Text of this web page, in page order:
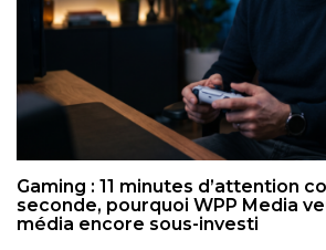
Gaming : 11 minutes d’attention
seconde, pourquoi WPP Media
média encore sous-investi